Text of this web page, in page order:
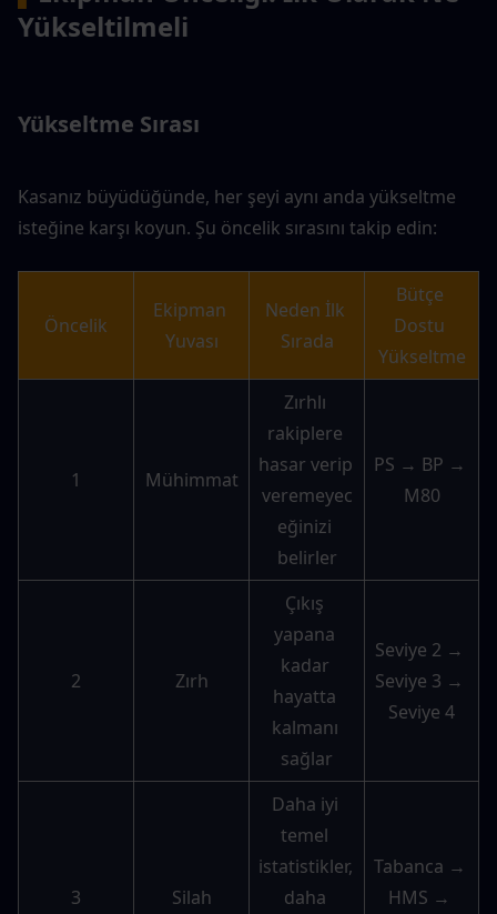
Yükseltilmeli
Yükseltme Sırası
Kasanız büyüdüğünde, her şeyi aynı anda yükseltme
isteğine karşı koyun. Şu öncelik sırasını takip edin:
Öncelik
Ekipman
Yuvası
Neden İlk
Sırada
Bütçe
Dostu
Yükseltme
1 Mühimmat
Zırhlı
rakiplere
hasar verip
veremeyec
eğinizi
belirler
PS → BP →
M80
2 Zırh
Çıkış
yapana
kadar
hayatta
kalmanı
sağlar
Seviye 2 →
Seviye 3 →
Seviye 4
3 Silah
Daha iyi
temel
istatistikler,
daha
Tabanca →
HMS →